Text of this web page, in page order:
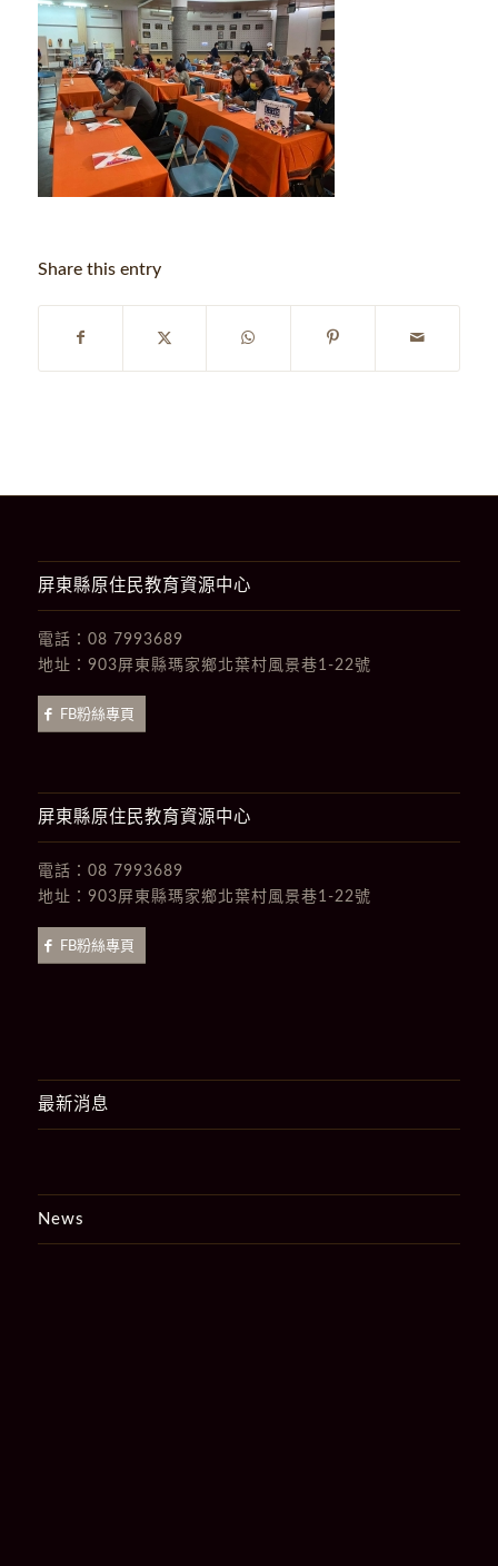
Share this entry
屏東縣原住民教育資源中心
電話： 08 7993689
地址： 903屏東縣瑪家鄉北葉村風景巷1-22號
FB粉絲專頁
屏東縣原住民教育資源中心
電話： 08 7993689
地址： 903屏東縣瑪家鄉北葉村風景巷1-22號
FB粉絲專頁
最新消息
News